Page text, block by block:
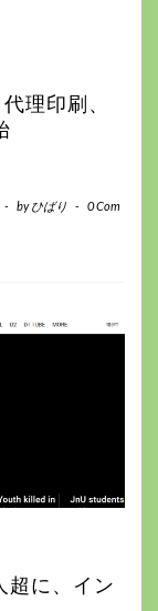
理印刷、
- byひばり -
0 Com
超に、イン